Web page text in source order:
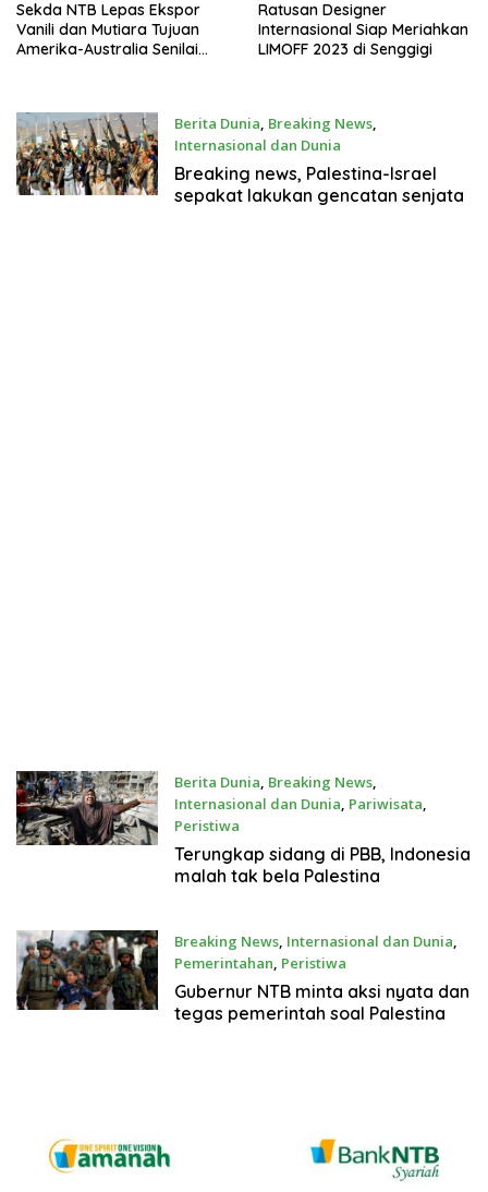
Sekda NTB Lepas Ekspor
Vanili dan Mutiara Tujuan
Amerika-Australia Senilai
Ratusan Designer
Internasional Siap Meriahkan
LIMOFF 2023 di Senggigi
Berita Dunia, Breaking News,
Internasional dan Dunia
21 Mei 2021
Breaking news, Palestina-Israel
sepakat lakukan gencatan senjata
Berita Dunia, Breaking News,
Internasional dan Dunia, Pariwisata,
Peristiwa
20 Mei 2021
Terungkap sidang di PBB, Indonesia
malah tak bela Palestina
Breaking News, Internasional dan Dunia,
Pemerintahan, Peristiwa
19 Mei 2021
Gubernur NTB minta aksi nyata dan
tegas pemerintah soal Palestina